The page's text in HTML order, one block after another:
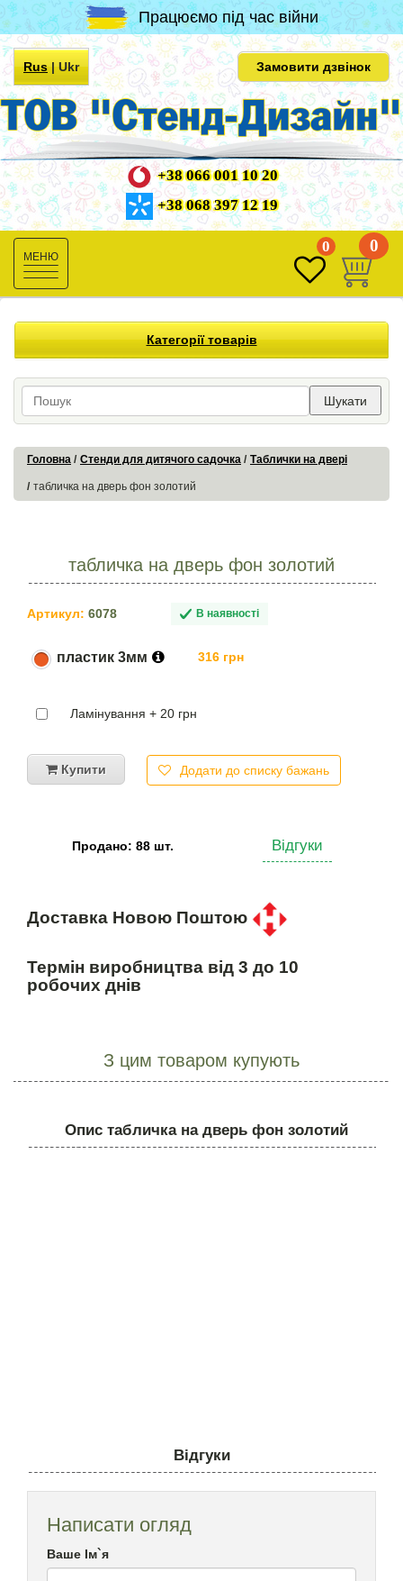
Працюємо під час війни
Rus|Ukr Замовити дзвінок
+38 066 001 10 20
+38 068 397 12 19
Toggle
navigation
0 0
Категорії товарів
Шукати
Головна Стенди для дитячого садочка Таблички на двері
табличка на дверь фон золотий
табличка на дверь фон золотий
Артикул: 6078 В наявності
пластик 3мм 316 грн
Ламінування + 20 грн
Купити Додати до списку бажань
Продано: 88 шт. Відгуки
Доставка Новою Поштою
Термін виробництва від 3 до 10
робочих днів
З цим товаром купують
Опис табличка на дверь фон золотий
Відгуки
Написати огляд
Ваше Ім`я